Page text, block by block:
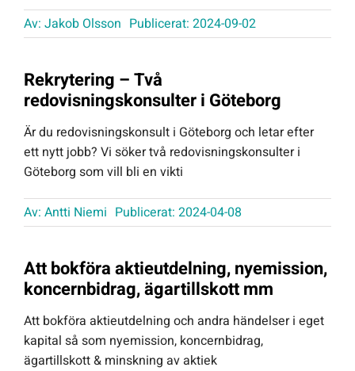
Offert Direkt
Av: Jakob Olsson Publicerat: 2024-09-02
Rekrytering – Två
redovisningskonsulter i Göteborg
Är du redovisningskonsult i Göteborg och letar efter
ett nytt jobb? Vi söker två redovisningskonsulter i
Göteborg som vill bli en vikti
Av: Antti Niemi Publicerat: 2024-04-08
Att bokföra aktieutdelning, nyemission,
koncernbidrag, ägartillskott mm
Att bokföra aktieutdelning och andra händelser i eget
kapital så som nyemission, koncernbidrag,
ägartillskott & minskning av aktiek